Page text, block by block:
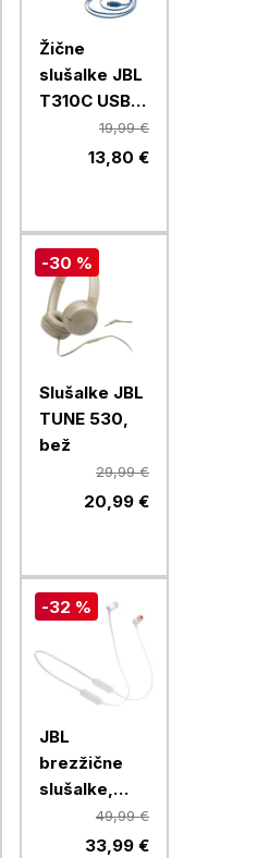
Žične
slušalke JBL
T310C USB-
C, modre19,99 €
13,80 €
-30 %
Slušalke JBL
TUNE 530,
bež
29,99 €
20,99 €
-32 %
JBL
brezžične
slušalke,
Tune 125BT,
White
49,99 €
33,99 €